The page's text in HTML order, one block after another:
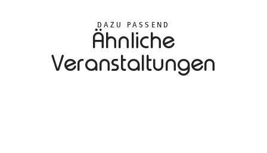
DAZU PASSEND
Ähnliche
Veranstaltungen